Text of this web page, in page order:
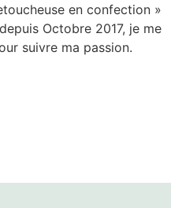
en confection »
Octobre 2017, je me
suivre ma passion.